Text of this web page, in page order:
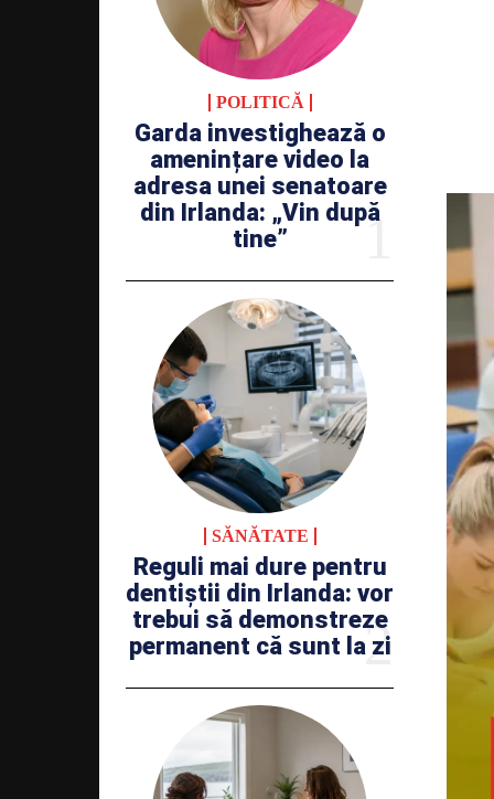
POLITICĂ
Garda investighează o
amenințare video la
adresa unei senatoare
din Irlanda: „Vin după
tine”
SĂNĂTATE
Reguli mai dure pentru
dentiștii din Irlanda: vor
trebui să demonstreze
permanent că sunt la zi